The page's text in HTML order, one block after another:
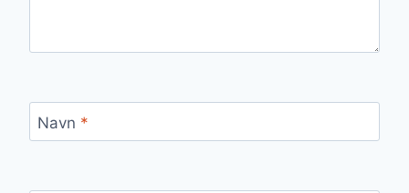
Navn *